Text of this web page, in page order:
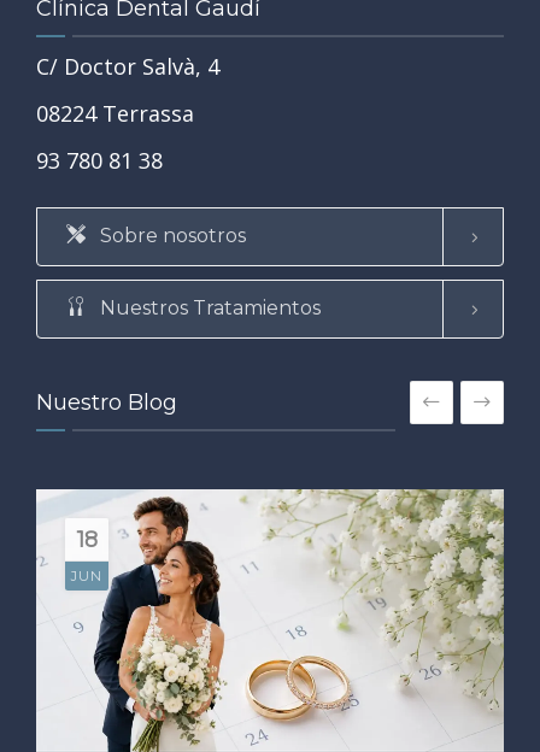
Clínica Dental Gaudí
C/ Doctor Salvà, 4
08224 Terrassa
93 780 81 38
Sobre nosotros
Nuestros Tratamientos
Nuestro Blog
18
JUN